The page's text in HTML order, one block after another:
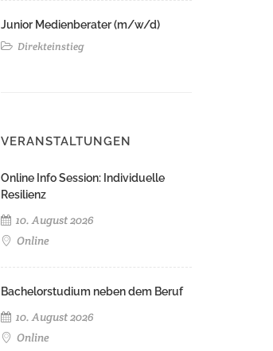
Junior Medienberater (m/w/d)
Direkteinstieg
VERANSTALTUNGEN
Online Info Session: Individuelle
Resilienz
10. August 2026
Online
Bachelorstudium neben dem Beruf
10. August 2026
Online